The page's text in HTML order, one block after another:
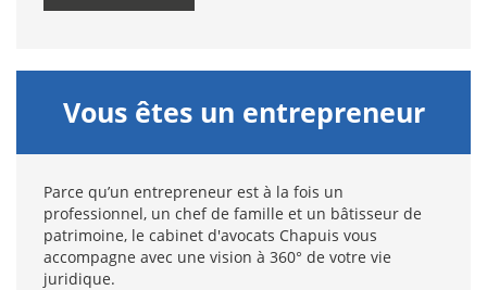
Vous êtes un entrepreneur
Parce qu’un entrepreneur est à la fois un
professionnel, un chef de famille et un bâtisseur de
patrimoine, le cabinet d'avocats Chapuis vous
accompagne avec une vision à 360° de votre vie
juridique.